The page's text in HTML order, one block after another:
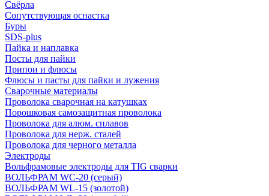
Свёрла
Сопутствующая оснастка
Буры
SDS-plus
Пайка и наплавка
Посты для пайки
Припои и флюсы
Флюсы и пасты для пайки и лужения
Сварочные материалы
Проволока сварочная на катушках
Порошковая самозащитная проволока
Проволока для алюм. сплавов
Проволока для нерж. сталей
Проволока для черного металла
Электроды
Вольфрамовые электроды для TIG сварки
ВОЛЬФРАМ WC-20 (серый)
ВОЛЬФРАМ WL-15 (золотой)